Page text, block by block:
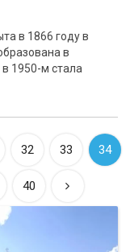
в 1866 году в
в
1950-м стала
32 33 34
40